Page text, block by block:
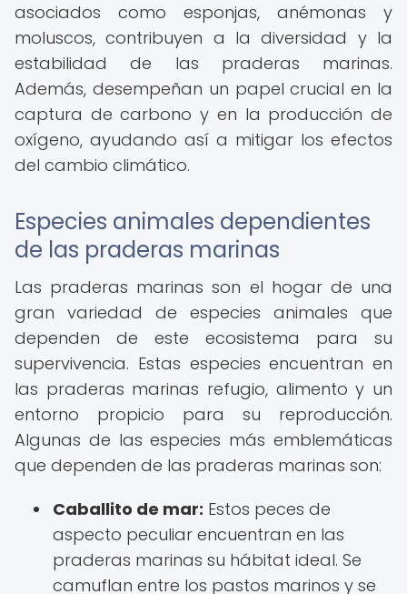
asociados como esponjas, anémonas y
moluscos, contribuyen a la diversidad y la
estabilidad de las praderas marinas.
Además, desempeñan un papel crucial en la
captura de carbono y en la producción de
oxígeno, ayudando así a mitigar los efectos
del cambio climático.
Especies animales dependientes
de las praderas marinas
Las praderas marinas son el hogar de una
gran variedad de especies animales que
dependen de este ecosistema para su
supervivencia. Estas especies encuentran en
las praderas marinas refugio, alimento y un
entorno propicio para su reproducción.
Algunas de las especies más emblemáticas
que dependen de las praderas marinas son:
Caballito de mar: Estos peces de
aspecto peculiar encuentran en las
praderas marinas su hábitat ideal. Se
camuflan entre los pastos marinos y se